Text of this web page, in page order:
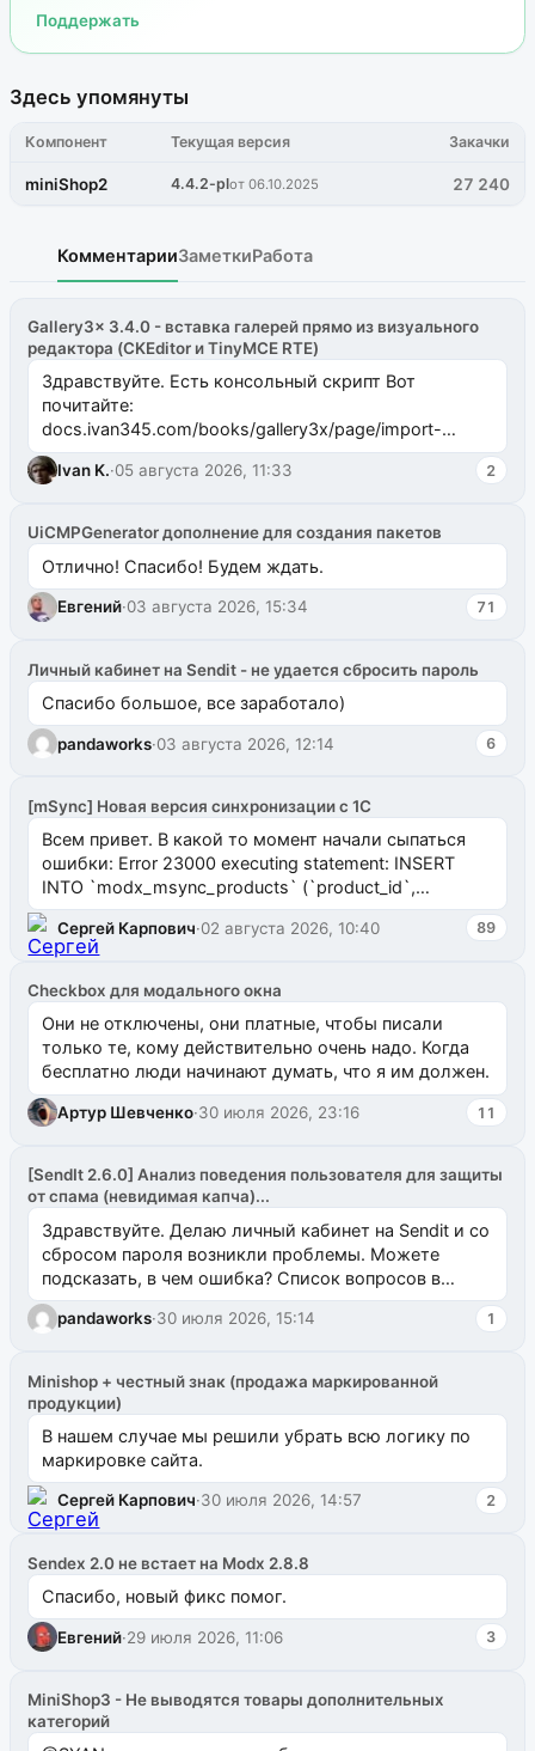
Поддержать
Здесь упомянуты
Компонент Текущая версия Закачки
miniShop2 4.4.2-plот 06.10.2025 27 240
КомментарииЗаметкиРабота
Gallery3x 3.4.0 - вставка галерей прямо из визуального
редактора (CKEditor и TinyMCE RTE)
Здравствуйте. Есть консольный скрипт Вот
почитайте:
docs.ivan345.com/books/gallery3x/page/import-
ms2galleryphp
Ivan K.·05 августа 2026, 11:33 2
UiCMPGenerator дополнение для создания пакетов
Отлично! Спасибо! Будем ждать.
Евгений·03 августа 2026, 15:34 71
Личный кабинет на Sendit - не удается сбросить пароль
Спасибо большое, все заработало)
pandaworks·03 августа 2026, 12:14 6
[mSync] Новая версия синхронизации с 1С
Всем привет. В какой то момент начали сыпаться
ошибки: Error 23000 executing statement: INSERT
INTO `modx_msync_products` (`product_id`,
`uuid_1c`) VALUES ...
Сергей Карпович·02 августа 2026, 10:40 89
Checkbox для модального окна
Они не отключены, они платные, чтобы писали
только те, кому действительно очень надо. Когда
бесплатно люди начинают думать, что я им должен.
Артур Шевченко·30 июля 2026, 23:16 11
[SendIt 2.6.0] Анализ поведения пользователя для защиты
от спама (невидимая капча)...
Здравствуйте. Делаю личный кабинет на Sendit и со
сбросом пароля возникли проблемы. Можете
подсказать, в чем ошибка? Список вопросов в
одноименном разделе на modx.pro пока пуст, и,...
pandaworks·30 июля 2026, 15:14 1
Minishop + честный знак (продажа маркированной
продукции)
В нашем случае мы решили убрать всю логику по
маркировке сайта.
Сергей Карпович·30 июля 2026, 14:57 2
Sendex 2.0 не встает на Modx 2.8.8
Спасибо, новый фикс помог.
Евгений·29 июля 2026, 11:06 3
MiniShop3 - Не выводятся товары дополнительных
категорий